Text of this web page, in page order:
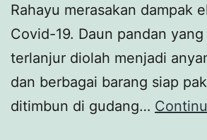
Rahayu merasakan dampak
Covid-19. Daun pandan yang
terlanjur diolah menjadi
dan berbagai barang siap
ditimbun di gudang…